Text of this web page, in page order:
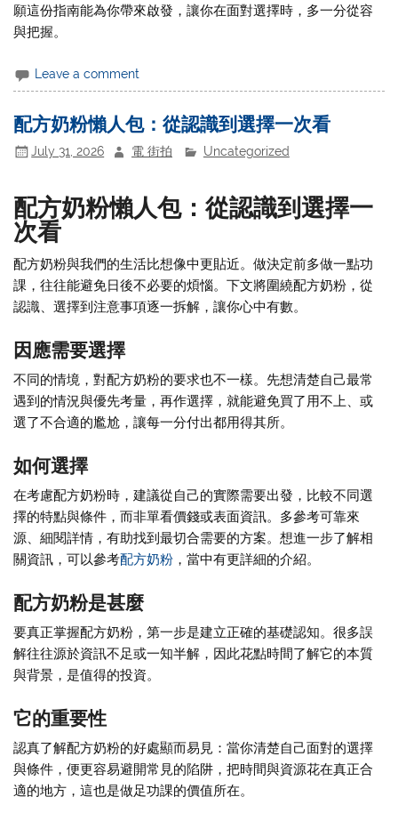
願這份指南能為你帶來啟發，讓你在面對選擇時，多一分從容
與把握。
Leave a comment
配方奶粉懶人包：從認識到選擇一次看
July 31, 2026 電 街拍 Uncategorized
配方奶粉懶人包：從認識到選擇一
次看
配方奶粉與我們的生活比想像中更貼近。做決定前多做一點功
課，往往能避免日後不必要的煩惱。下文將圍繞配方奶粉，從
認識、選擇到注意事項逐一拆解，讓你心中有數。
因應需要選擇
不同的情境，對配方奶粉的要求也不一樣。先想清楚自己最常
遇到的情況與優先考量，再作選擇，就能避免買了用不上、或
選了不合適的尷尬，讓每一分付出都用得其所。
如何選擇
在考慮配方奶粉時，建議從自己的實際需要出發，比較不同選
擇的特點與條件，而非單看價錢或表面資訊。多參考可靠來
源、細閱詳情，有助找到最切合需要的方案。想進一步了解相
關資訊，可以參考配方奶粉 ，當中有更詳細的介紹。
配方奶粉是甚麼
要真正掌握配方奶粉，第一步是建立正確的基礎認知。很多誤
解往往源於資訊不足或一知半解，因此花點時間了解它的本質
與背景，是值得的投資。
它的重要性
認真了解配方奶粉的好處顯而易見：當你清楚自己面對的選擇
與條件，便更容易避開常見的陷阱，把時間與資源花在真正合
適的地方，這也是做足功課的價值所在。